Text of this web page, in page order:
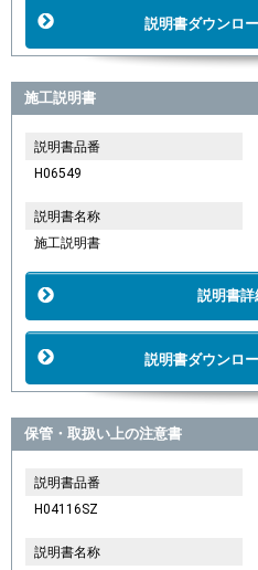
説明書ダウンロ
施工説明書
説明書品番
H06549
説明書名称
施工説明書
説明書
説明書ダウンロ
保管・取扱い上の注意書
説明書品番
H04116SZ
説明書名称